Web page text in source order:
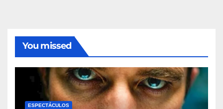
You missed
ESPECTÁCULOS